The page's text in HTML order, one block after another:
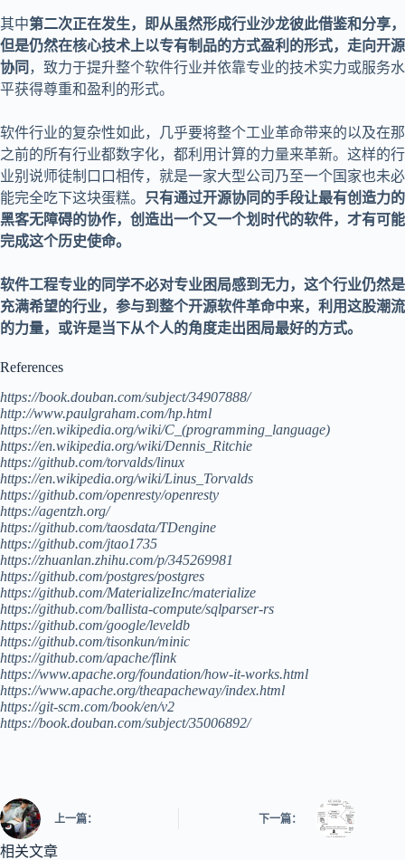
其中第二次正在发生，即从虽然形成行业沙龙彼此借鉴和分享，
但是仍然在核心技术上以专有制品的方式盈利的形式，走向开源
协同 ，致力于提升整个软件行业并依靠专业的技术实力或服务水
平获得尊重和盈利的形式。
软件行业的复杂性如此，几乎要将整个工业革命带来的以及在那
之前的所有行业都数字化，都利用计算的力量来革新。这样的行
业别说师徒制口口相传，就是一家大型公司乃至一个国家也未必
能完全吃下这块蛋糕。
只有通过开源协同的手段让最有创造力的
黑客无障碍的协作，创造出一个又一个划时代的软件，才有可能
完成这个历史使命。
软件工程专业的同学不必对专业困局感到无力，这个行业仍然是
充满希望的行业，参与到整个开源软件革命中来，利用这股潮流
的力量，或许是当下从个人的角度走出困局最好的方式。
References
https://book.douban.com/subject/34907888/
http://www.paulgraham.com/hp.html
https://en.wikipedia.org/wiki/C_(programming_language)
https://en.wikipedia.org/wiki/Dennis_Ritchie
https://github.com/torvalds/linux
https://en.wikipedia.org/wiki/Linus_Torvalds
https://github.com/openresty/openresty
https://agentzh.org/
https://github.com/taosdata/TDengine
https://github.com/jtao1735
https://zhuanlan.zhihu.com/p/345269981
https://github.com/postgres/postgres
https://github.com/MaterializeInc/materialize
https://github.com/ballista-compute/sqlparser-rs
https://github.com/google/leveldb
https://github.com/tisonkun/minic
https://github.com/apache/flink
https://www.apache.org/foundation/how-it-works.html
https://www.apache.org/theapacheway/index.html
https://git-scm.com/book/en/v2
https://book.douban.com/subject/35006892/
上一篇： 下一篇：
相关文章